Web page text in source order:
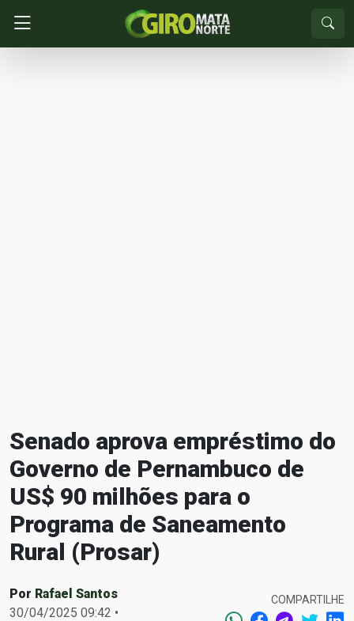
Senado aprova empréstimo do
Governo de Pernambuco de
US$ 90 milhões para o
Programa de Saneamento
Rural (Prosar)
Por Rafael Santos
30/04/2025 09:42 •
COMPARTILHE